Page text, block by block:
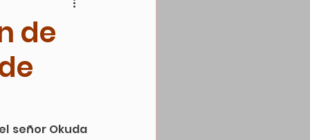
de
señor Okuda